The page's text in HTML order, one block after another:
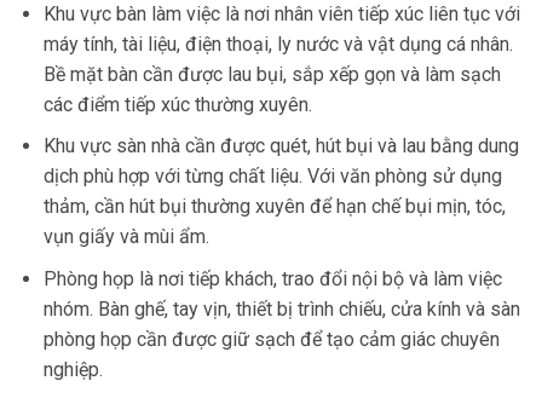
Khu vực bàn làm việc là nơi nhân viên tiếp xúc liên tục với
máy tính, tài liệu, điện thoại, ly nước và vật dụng cá nhân.
Bề mặt bàn cần được lau bụi, sắp xếp gọn và làm sạch
các điểm tiếp xúc thường xuyên.
Khu vực sàn nhà cần được quét, hút bụi và lau bằng dung
dịch phù hợp với từng chất liệu. Với văn phòng sử dụng
thảm, cần hút bụi thường xuyên để hạn chế bụi mịn, tóc,
vụn giấy và mùi ẩm.
Phòng họp là nơi tiếp khách, trao đổi nội bộ và làm việc
nhóm. Bàn ghế, tay vịn, thiết bị trình chiếu, cửa kính và sàn
phòng họp cần được giữ sạch để tạo cảm giác chuyên
nghiệp.